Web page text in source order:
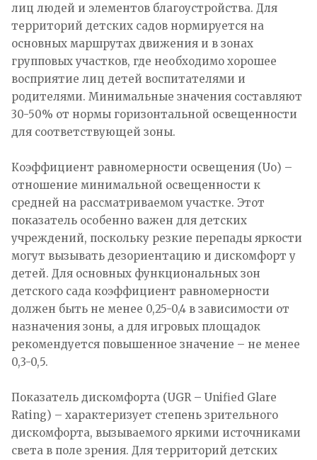
лиц людей и элементов благоустройства. Для
территорий детских садов нормируется на
основных маршрутах движения и в зонах
групповых участков, где необходимо хорошее
восприятие лиц детей воспитателями и
родителями. Минимальные значения составляют
30-50% от нормы горизонтальной освещенности
для соответствующей зоны.
Коэффициент равномерности освещения (Uо) –
отношение минимальной освещенности к
средней на рассматриваемом участке. Этот
показатель особенно важен для детских
учреждений, поскольку резкие перепады яркости
могут вызывать дезориентацию и дискомфорт у
детей. Для основных функциональных зон
детского сада коэффициент равномерности
должен быть не менее 0,25-0,4 в зависимости от
назначения зоны, а для игровых площадок
рекомендуется повышенное значение – не менее
0,3-0,5.
Показатель дискомфорта (UGR – Unified Glare
Rating) – характеризует степень зрительного
дискомфорта, вызываемого яркими источниками
света в поле зрения. Для территорий детских